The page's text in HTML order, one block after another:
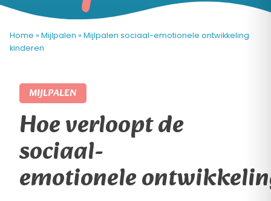
Home » Mijlpalen » Mijlpalen sociaal-emotionele ontwikkeling
kinderen
MIJLPALEN
Hoe verloopt de
sociaal-
emotionele